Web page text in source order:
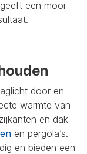
een mooi
door en
warmte van
en dak
en pergola’s.
en bieden een